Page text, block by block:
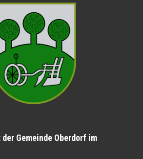
der Gemeinde Oberdorf im